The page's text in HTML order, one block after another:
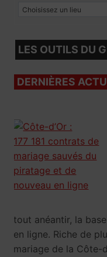
LES OUTILS DU
DERNIÈRES
tout anéantir, la
en ligne. Riche de
mariage de la Côte-